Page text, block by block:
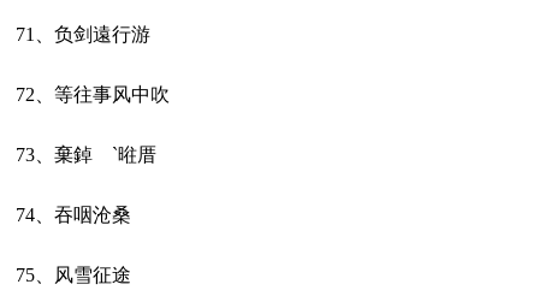
71、负剑遠行游
72、等往事风中吹
73、棄鋽ゞ`暀厝
74、吞咽沧桑
75、风雪征途